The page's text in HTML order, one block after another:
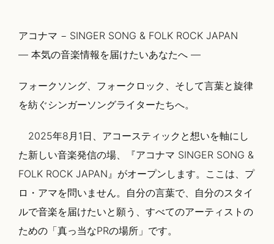
始
アコナマ − SINGER SONG & FOLK ROCK JAPAN
― 本気の音楽情報を届けたいあなたへ ―
フォークソング、フォークロック、そして言葉と旋律
を紡ぐシンガーソングライターたちへ。
2025年8月1日、アコースティックと想いを軸にし
た新しい音楽発信の場、『アコナマ SINGER SONG &
FOLK ROCK JAPAN』がオープンします。ここは、プ
ロ・アマを問いません。自分の言葉で、自分のスタイ
ルで音楽を届けたいと願う、すべてのアーティストの
ための「真っ当なPRの場所」です。